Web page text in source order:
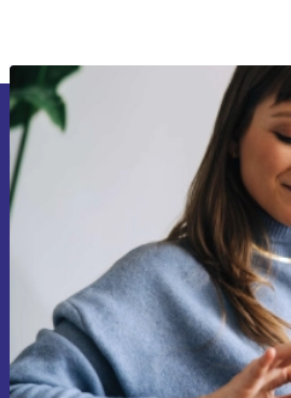
Meld je aan
ontvang €15
Mis nooit meer
Voucher
Informatie over het gebruik van
privacybeleid.